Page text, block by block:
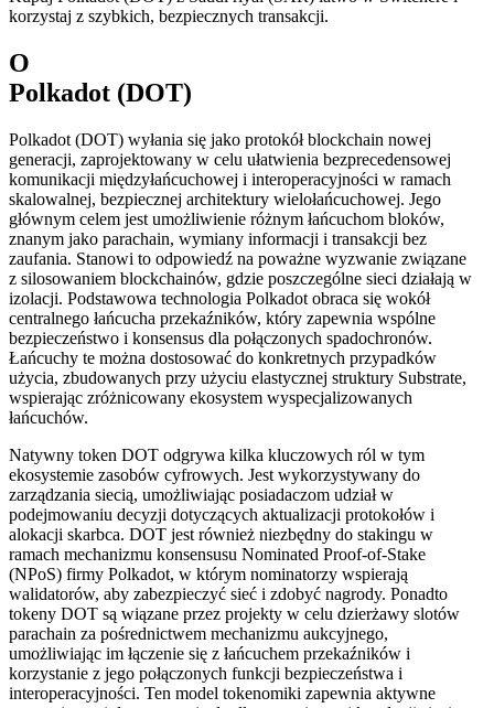
korzystaj z szybkich, bezpiecznych transakcji.
O
Polkadot (DOT)
Polkadot (DOT) wyłania się jako protokół blockchain nowej
generacji, zaprojektowany w celu ułatwienia bezprecedensowej
komunikacji międzyłańcuchowej i interoperacyjności w ramach
skalowalnej, bezpiecznej architektury wielołańcuchowej. Jego
głównym celem jest umożliwienie różnym łańcuchom bloków,
znanym jako parachain, wymiany informacji i transakcji bez
zaufania. Stanowi to odpowiedź na poważne wyzwanie związane
z silosowaniem blockchainów, gdzie poszczególne sieci działają w
izolacji. Podstawowa technologia Polkadot obraca się wokół
centralnego łańcucha przekaźników, który zapewnia wspólne
bezpieczeństwo i konsensus dla połączonych spadochronów.
Łańcuchy te można dostosować do konkretnych przypadków
użycia, zbudowanych przy użyciu elastycznej struktury Substrate,
wspierając zróżnicowany ekosystem wyspecjalizowanych
łańcuchów.
Natywny token DOT odgrywa kilka kluczowych ról w tym
ekosystemie zasobów cyfrowych. Jest wykorzystywany do
zarządzania siecią, umożliwiając posiadaczom udział w
podejmowaniu decyzji dotyczących aktualizacji protokołów i
alokacji skarbca. DOT jest również niezbędny do stakingu w
ramach mechanizmu konsensusu Nominated Proof-of-Stake
(NPoS) firmy Polkadot, w którym nominatorzy wspierają
walidatorów, aby zabezpieczyć sieć i zdobyć nagrody. Ponadto
tokeny DOT są wiązane przez projekty w celu dzierżawy slotów
parachain za pośrednictwem mechanizmu aukcyjnego,
umożliwiając im łączenie się z łańcuchem przekaźników i
korzystanie z jego połączonych funkcji bezpieczeństwa i
interoperacyjności. Ten model tokenomiki zapewnia aktywne